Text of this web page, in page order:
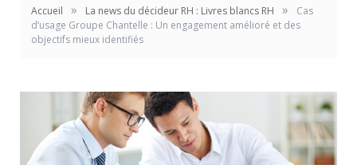
Accueil » La news du décideur RH : Livres blancs RH »
Cas
d’usage Groupe Chantelle : Un engagement amélioré et des
objectifs mieux identifiés